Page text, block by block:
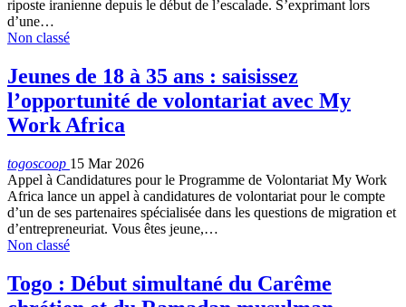
riposte iranienne depuis le début de l’escalade. S’exprimant lors
d’une…
Non classé
Jeunes de 18 à 35 ans : saisissez
l’opportunité de volontariat avec My
Work Africa
togoscoop 15 Mar 2026
Appel à Candidatures pour le Programme de Volontariat My Work
Africa lance un appel à candidatures de volontariat pour le compte
d’un de ses partenaires spécialisée dans les questions de migration et
d’entrepreneuriat. Vous êtes jeune,…
Non classé
Togo : Début simultané du Carême